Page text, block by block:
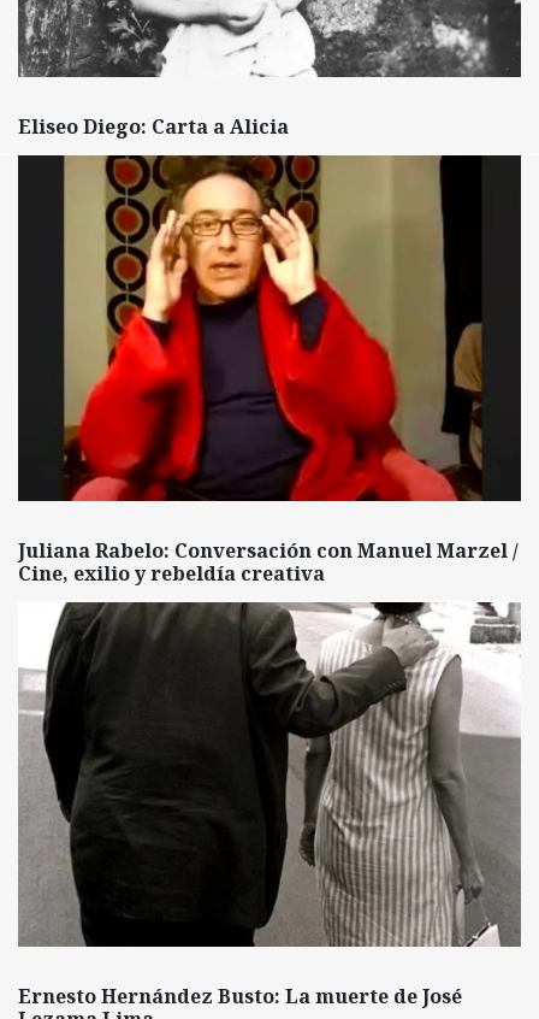
Eliseo Diego: Carta a Alicia
Juliana Rabelo: Conversación con Manuel Marzel /
Cine, exilio y rebeldía creativa
Ernesto Hernández Busto: La muerte de José